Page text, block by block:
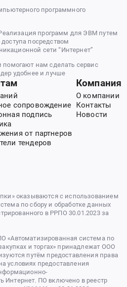
программного
программ для ЭВМ путем
посредством
сети “Интернет”
нам сделать сервис
удобнее и лучше
сопровождение
подпись
от партнеров
тендеров
Компания
О компании
Контакты
Новости
оказываются с использованием
по сбору и обработке данных
в РРПО 30.01.2023 за
«Автоматизированная система по
и торгах» принадлежат ООО
путём предоставления права
условиях предоставления
Интернет. ПО включено в реестр